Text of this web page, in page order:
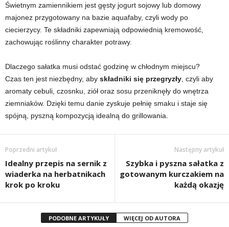
Świetnym zamiennikiem jest gęsty jogurt sojowy lub domowy
majonez przygotowany na bazie aquafaby, czyli wody po
ciecierzycy. Te składniki zapewniają odpowiednią kremowość,
zachowując roślinny charakter potrawy.
Dlaczego sałatka musi odstać godzinę w chłodnym miejscu?
Czas ten jest niezbędny, aby składniki się przegryzły , czyli aby
aromaty cebuli, czosnku, ziół oraz sosu przeniknęły do wnętrza
ziemniaków. Dzięki temu danie zyskuje pełnię smaku i staje się
spójną, pyszną kompozycją idealną do grillowania.
Poprzedni artykuł
Idealny przepis na sernik z
wiaderka na herbatnikach
krok po kroku
Następny artykuł
Szybka i pyszna sałatka z
gotowanym kurczakiem na
każdą okazję
PODOBNE ARTYKUŁY WIĘCEJ OD AUTORA